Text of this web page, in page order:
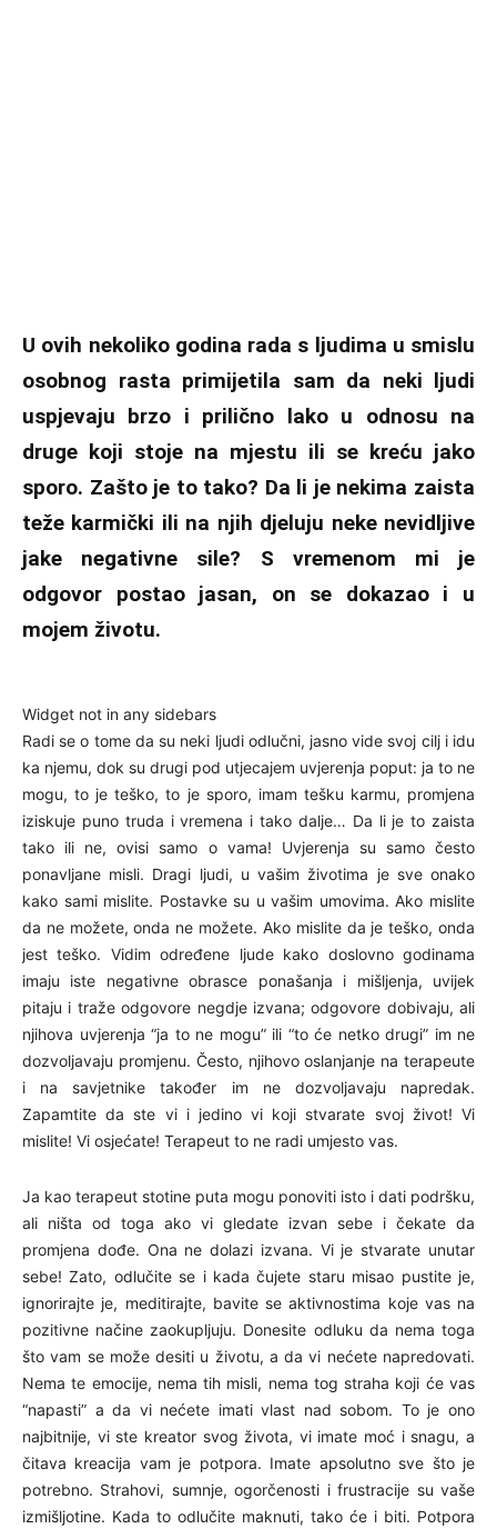
U ovih nekoliko godina rada s ljudima u smislu
osobnog rasta primijetila sam da neki ljudi
uspjevaju brzo i prilično lako u odnosu na
druge koji stoje na mjestu ili se kreću jako
sporo. Zašto je to tako? Da li je nekima zaista
teže karmički ili na njih djeluju neke nevidljive
jake negativne sile? S vremenom mi je
odgovor postao jasan, on se dokazao i u
mojem životu.
Widget not in any sidebars
Radi se o tome da su neki ljudi odlučni, jasno vide svoj cilj i idu
ka njemu, dok su drugi pod utjecajem uvjerenja poput: ja to ne
mogu, to je teško, to je sporo, imam tešku karmu, promjena
iziskuje puno truda i vremena i tako dalje… Da li je to zaista
tako ili ne, ovisi samo o vama! Uvjerenja su samo često
ponavljane misli. Dragi ljudi, u vašim životima je sve onako
kako sami mislite. Postavke su u vašim umovima. Ako mislite
da ne možete, onda ne možete. Ako mislite da je teško, onda
jest teško. Vidim određene ljude kako doslovno godinama
imaju iste negativne obrasce ponašanja i mišljenja, uvijek
pitaju i traže odgovore negdje izvana; odgovore dobivaju, ali
njihova uvjerenja “ja to ne mogu” ili “to će netko drugi” im ne
dozvoljavaju promjenu. Često, njihovo oslanjanje na terapeute
i na savjetnike također im ne dozvoljavaju napredak.
Zapamtite da ste vi i jedino vi koji stvarate svoj život! Vi
mislite! Vi osjećate! Terapeut to ne radi umjesto vas.
Ja kao terapeut stotine puta mogu ponoviti isto i dati podršku,
ali ništa od toga ako vi gledate izvan sebe i čekate da
promjena dođe. Ona ne dolazi izvana. Vi je stvarate unutar
sebe! Zato, odlučite se i kada čujete staru misao pustite je,
ignorirajte je, meditirajte, bavite se aktivnostima koje vas na
pozitivne načine zaokupljuju. Donesite odluku da nema toga
što vam se može desiti u životu, a da vi nećete napredovati.
Nema te emocije, nema tih misli, nema tog straha koji će vas
“napasti” a da vi nećete imati vlast nad sobom. To je ono
najbitnije, vi ste kreator svog života, vi imate moć i snagu, a
čitava kreacija vam je potpora. Imate apsolutno sve što je
potrebno. Strahovi, sumnje, ogorčenosti i frustracije su vaše
izmišljotine. Kada to odlučite maknuti, tako će i biti. Potpora